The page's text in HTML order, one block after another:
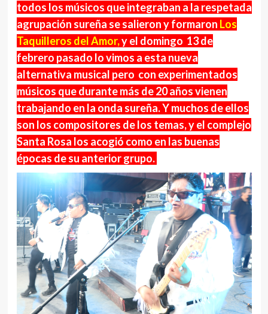
todos los músicos que integraban a la respetada
agrupación sureña se salieron y formaron Los
Taquilleros del Amor,y el domingo 13 de
febrero pasado lo vimos a esta nueva
alternativa musical pero con experimentados
músicos que durante más de 20 años vienen
trabajando en la onda sureña. Y muchos de ellos
son los compositores de los temas, y el complejo
Santa Rosa los acogió como en las buenas
épocas de su anterior grupo.